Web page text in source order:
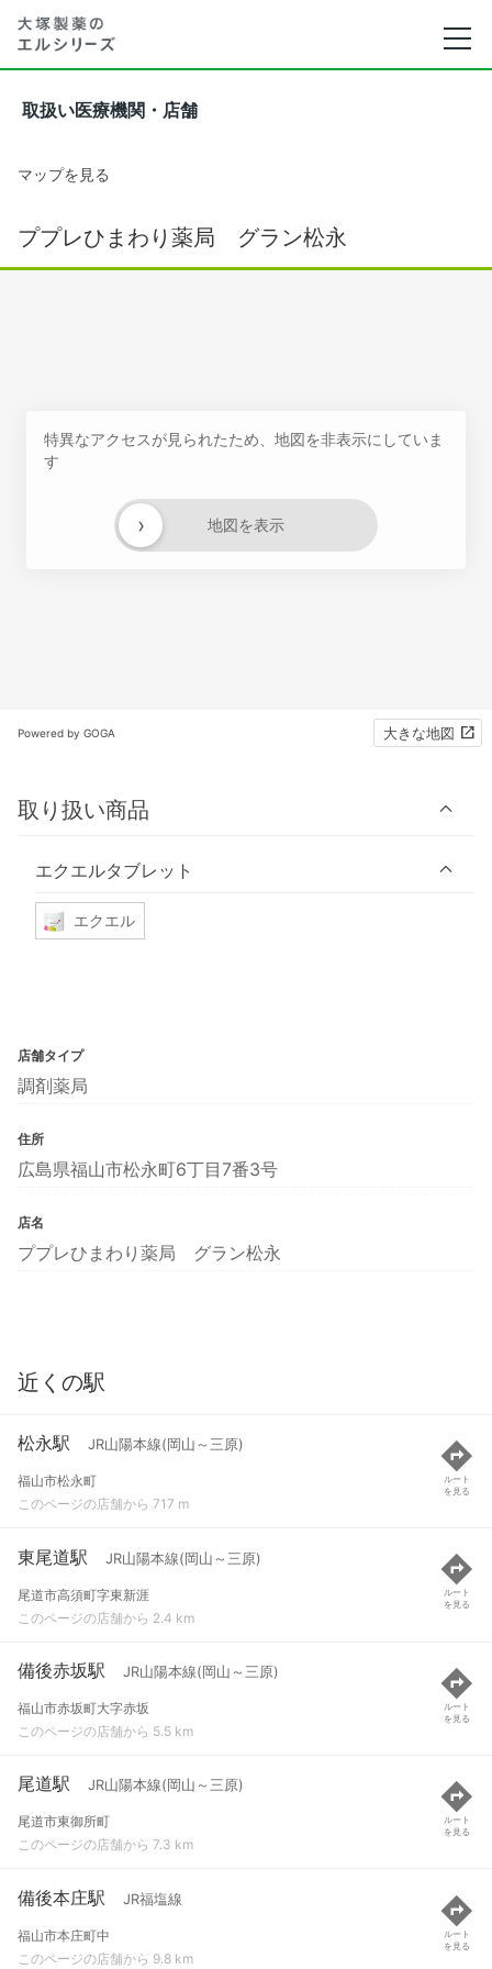
取扱い医療機関・店舗
マップを見る
ププレひまわり薬局 グラン松永
特異なアクセスが見られたため、地図を非表示にしていま
す
地図を表示
›
Powered by GOGA 大きな地図
取り扱い商品
エクエルタブレット
エクエル
店舗タイプ
調剤薬局
住所
広島県福山市松永町6丁目7番3号
店名
ププレひまわり薬局 グラン松永
近くの駅
松永駅 JR山陽本線(岡山～三原)
福山市松永町
このページの店舗から 717 m
ルート
を見る
東尾道駅 JR山陽本線(岡山～三原)
尾道市高須町字東新涯
このページの店舗から 2.4 km
ルート
を見る
備後赤坂駅 JR山陽本線(岡山～三原)
福山市赤坂町大字赤坂
このページの店舗から 5.5 km
ルート
を見る
尾道駅 JR山陽本線(岡山～三原)
尾道市東御所町
このページの店舗から 7.3 km
ルート
を見る
備後本庄駅 JR福塩線
福山市本庄町中
このページの店舗から 9.8 km
ルート
を見る